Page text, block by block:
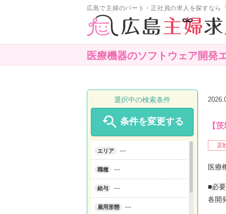
広島で主婦のパート・正社員の求人を探すなら
医療機器のソフトウェア開発
【
正
医療
■必
各開
選択中の検索条件
 条件を変更する
エリア ---
職種 ---
給与 ---
雇用形態 ---